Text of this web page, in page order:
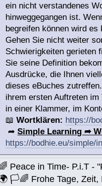
ein nicht verstandenes
hinweggegangen ist.
begreifen können wird
Gehen Sie nicht weiter
Schwierigkeiten gerieten
Sie seine Definition
Ausdrücke, die Ihnen
dieses eBuches
ihrem ersten Auftreten
in einer Klammer, im
📖Wortklären: https://
➦Simple Learning ➦
https://bodhie.eu/simple/
Peace in Time- P.i.T
🏳🌈 Frohe Tage, Zeit,